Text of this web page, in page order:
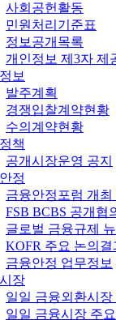
사회공헌활동
민원처리기준표
정보공개목록
개인정보 제3자 제
보
발주계획
경쟁입찰계약현황
수의계약현황
책
공개시장운영 공지
정
금융안정포럼 개최
FSB BCBS 공개협
글로벌 금융규제
KOFR 주요 논의결
금융안정 업무정보
장
일일 금융외환시장
일일 금융시장 주